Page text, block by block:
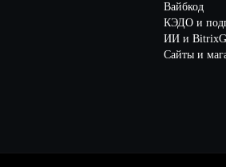
Вайбкод
КЭДО и
ИИ и
Сайты и